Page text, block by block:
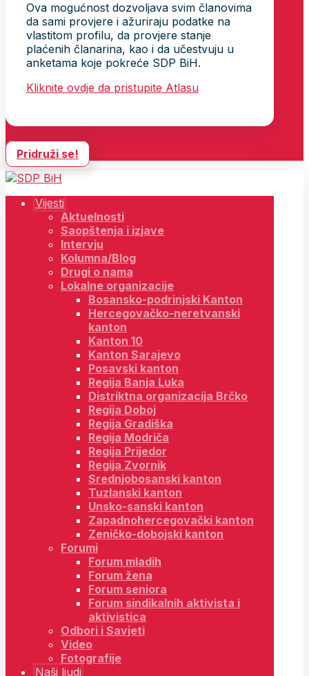
Ova mogućnost dozvoljava svim članovima
da sami provjere i ažuriraju podatke na
vlastitom profilu, da provjere stanje
plaćenih članarina, kao i da učestvuju u
anketama koje pokreće SDP BiH.
Kliknite ovdje da pristupite Atlasu
Pridruži se!
Vijesti
Aktuelnosti
Saopštenja i izjave
Intervju
Kolumna/Blog
Drugi o nama
Lokalne organizacije
Bosansko-podrinjski Kanton
Hercegovačko-neretvanski
kanton
Kanton 10
Kanton Sarajevo
Posavski kanton
Regija Banja Luka
Distriktna organizacija Brčko
Regija Doboj
Regija Gradiška
Regija Modriča
Regija Prijedor
Regija Zvornik
Srednjobosanski kanton
Tuzlanski kanton
Unsko-sanski kanton
Zapadnohercegovački kanton
Zeničko-dobojski kanton
Forumi
Forum mladih
Forum žena
Forum seniora
Forum sindikalnih aktivista i
aktivistica
Odbori i Savjeti
Video
Fotografije
Naši ljudi